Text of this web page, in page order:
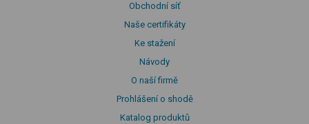
Obchodní síť
Naše certifikáty
Ke stažení
Návody
O naší firmě
Prohlášení o shodě
Katalog produktů